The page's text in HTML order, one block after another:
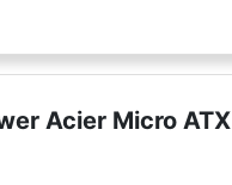
Acier Micro ATX